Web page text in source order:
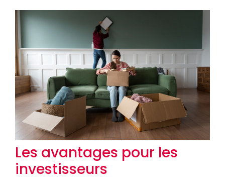
Les avantages pour les
investisseurs